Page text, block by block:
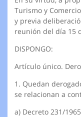
Turismo y
y previa
reunión del día 15
DISPONGO:
Artículo único.
1. Quedan
se relacionan a
a) Decreto 231/